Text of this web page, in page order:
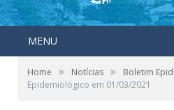
MENU
Home » Notícias » Boletim
Epidemiológico em 01/03/2021